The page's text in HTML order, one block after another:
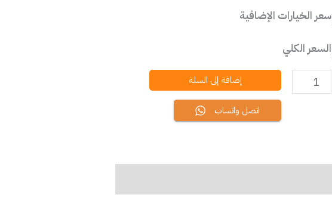
سعر الخيارات الإضافية
السعر الكلي
إضافة إلى السلة
اتصل واتساب